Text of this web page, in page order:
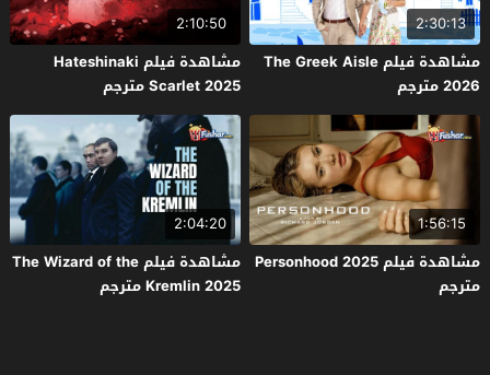
2:30:13
مشاهدة فيلم The Greek Aisle
2026 مترجم
2:10:50
مشاهدة فيلم Hateshinaki
Scarlet 2025 مترجم
1:56:15
مشاهدة فيلم Personhood 2025
مترجم
2:04:20
مشاهدة فيلم The Wizard of the
Kremlin 2025 مترجم